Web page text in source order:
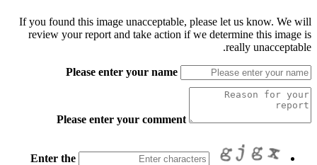
If you found this image unacceptable, please let us know. We will
review your report and take action if we determine this image is
really unacceptable.
Please enter your name
Please enter your comment
Enter the